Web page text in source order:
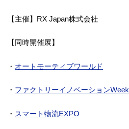
【主催】RX Japan株式会社
【同時開催展】
・ オートモーティブワールド
・ ファクトリーイノベーションWeek
・ スマート物流EXPO